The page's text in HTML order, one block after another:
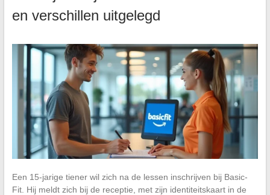
en verschillen uitgelegd
Een 15-jarige tiener wil zich na de lessen inschrijven bij Basic-
Fit. Hij meldt zich bij de receptie, met zijn identiteitskaart in de